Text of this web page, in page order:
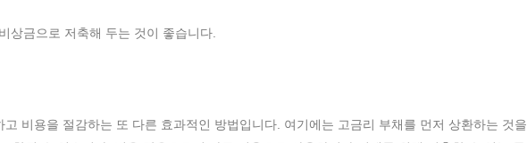
상금으로 저축해 두는 것이 좋습니다.
비용을 절감하는 또 다른 효과적인 방법입니다. 여기에는 고금리 부채를 먼저 상환하는 것